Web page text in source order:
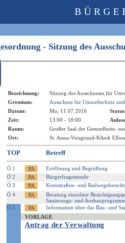
- Sitzung des
Bezeichnung:
Sitzung des Ausschusses für
Gremium:
Ausschuss für Umweltschutz
Datum:
Mo, 11.07.2016
Zeit:
13:00 - 18:00
Raum:
Großer Saal der Gesundheits-
Ort:
St. Anna-Virngrund-Klinik
TOP Betreff
Ö 1
Eröffnung und Begrüßung
Ö 2
Bürgerfragestunde
Ö 3
Kreisstraßen- und
Ö 4
Beratung einzelner
Sanierungs- und
Ö 5
Information über das Bau- und
VORLAGE
Antrag der Verwaltung